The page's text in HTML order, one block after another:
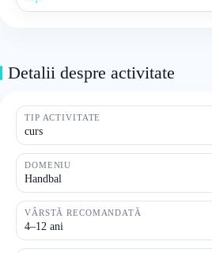
Detalii despre activitate
TIP ACTIVITATE
curs
DOMENIU
Handbal
VÂRSTĂ RECOMANDATĂ
4–12 ani